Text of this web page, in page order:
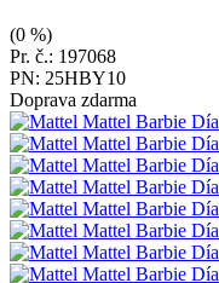
(0 %)
Pr. č.: 197068
PN: 25HBY10
Doprava zdarma